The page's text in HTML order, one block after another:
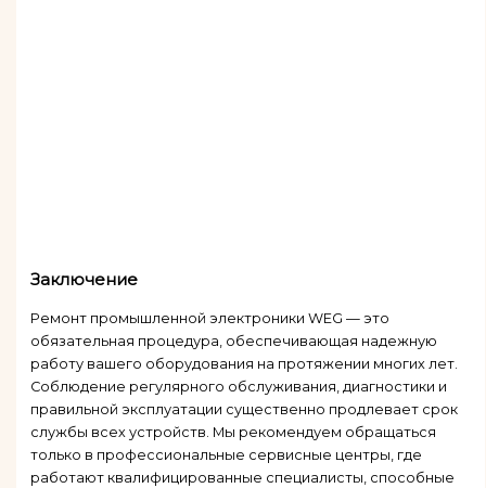
Заключение
Ремонт промышленной электроники WEG — это
обязательная процедура, обеспечивающая надежную
работу вашего оборудования на протяжении многих лет.
Соблюдение регулярного обслуживания, диагностики и
правильной эксплуатации существенно продлевает срок
службы всех устройств. Мы рекомендуем обращаться
только в профессиональные сервисные центры, где
работают квалифицированные специалисты, способные